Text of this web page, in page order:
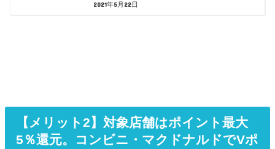
2021年5月22日
【メリット2】対象店舗はポイント最大
5％還元。コンビニ・マクドナルドでVポ